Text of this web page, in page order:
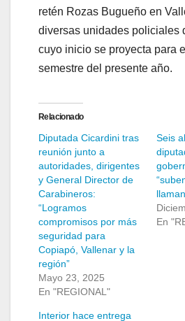
retén Rozas Bugueño en
diversas unidades policiales
cuyo inicio se proyecta para
semestre del presente año.
Relacionado
Diputada Cicardini tras
reunión junto a
autoridades, dirigentes
y General Director de
Carabineros:
“Logramos
compromisos por más
seguridad para
Copiapó, Vallenar y la
región”
Mayo 23, 2025
En "REGIONAL"
Seis
En
Interior hace entrega